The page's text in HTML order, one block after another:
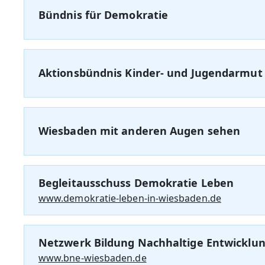
Bündnis für Demokratie
Aktionsbündnis Kinder- und Jugendarmut
Wiesbaden mit anderen Augen sehen
Begleitausschuss Demokratie Leben
www.demokratie-leben-in-wiesbaden.de
Netzwerk Bildung Nachhaltige
www.bne-wiesbaden.de